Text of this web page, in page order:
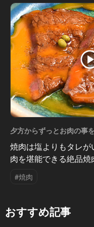
夕方からずっとお肉の事
焼肉は塩よりもタレが
肉を堪能できる絶品焼
#焼肉
おすすめ記事